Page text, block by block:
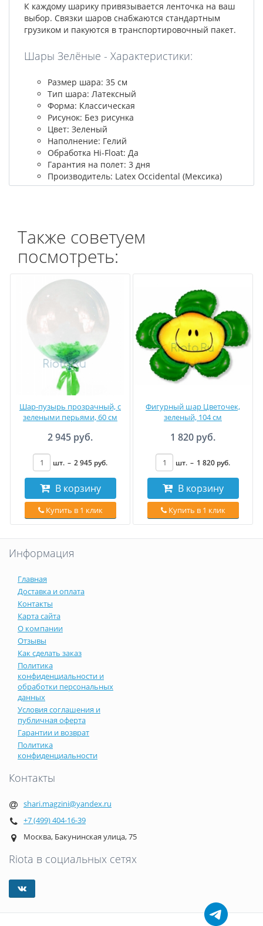
К каждому шарику привязывается ленточка на ваш
выбор. Связки шаров снабжаются стандартным
грузиком и пакуются в транспортировочный пакет.
Шары Зелёные - Характеристики:
Размер шара: 35 см
Тип шара: Латексный
Форма: Классическая
Рисунок: Без рисунка
Цвет: Зеленый
Наполнение: Гелий
Обработка Hi-Float: Да
Гарантия на полет: 3 дня
Производитель: Latex Occidental (Мексика)
Также советуем
посмотреть:
Шар-пузырь прозрачный, с
зелеными перьями, 60 см
2 945 руб.
шт. – 2 945 руб.
В корзину
Купить в 1 клик
Фигурный шар Цветочек,
зеленый, 104 см
1 820 руб.
шт. – 1 820 руб.
В корзину
Купить в 1 клик
Информация
Главная
Доставка и оплата
Контакты
Карта сайта
О компании
Отзывы
Как сделать заказ
Политика
конфиденциальности и
обработки персональных
данных
Условия соглашения и
публичная оферта
Гарантии и возврат
Политика
конфиденциальности
Контакты
shari.magzini@yandex.ru
+7 (499) 404-16-39
Москва, Бакунинская улица, 75
Riota в социальных сетях